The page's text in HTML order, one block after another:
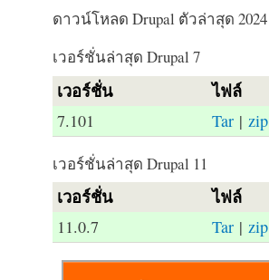
ดาวน์โหลด Drupal ตัวล่าสุด 2024
เวอร์ชั่นล่าสุด Drupal 7
เวอร์ชั่น ไฟล์
7.101 Tar| zip
เวอร์ชั่นล่าสุด Drupal 11
เวอร์ชั่น ไฟล์
11.0.7 Tar| zip